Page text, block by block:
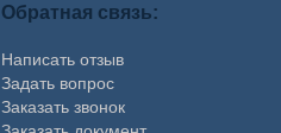
Обратная связь:
Написать отзыв
Задать вопрос
Заказать звонок